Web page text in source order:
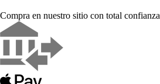
Compra en nuestro sitio con total confianza